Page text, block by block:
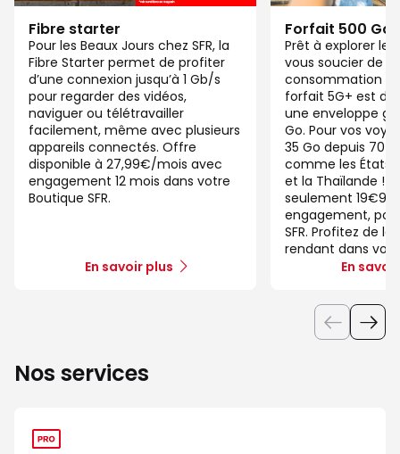
Fibre starter
Pour les Beaux Jours chez SFR, la
Fibre Starter permet de profiter
d’une connexion jusqu’à 1 Gb/s
pour regarder des vidéos,
naviguer ou télétravailler
facilement, même avec plusieurs
appareils connectés. Offre
disponible à 27,99€/mois avec
engagement 12 mois dans votre
Boutique SFR.
En savoir plus
Forfait 500 Go
Prêt à explorer le
vous soucier de
consommation
forfait 5G+ est
une enveloppe
Go. Pour vos
35 Go depuis 70
comme les États-
et la Thaïlande !
seulement
engagement,
SFR. Profitez de
rendant dans
En
Nos services